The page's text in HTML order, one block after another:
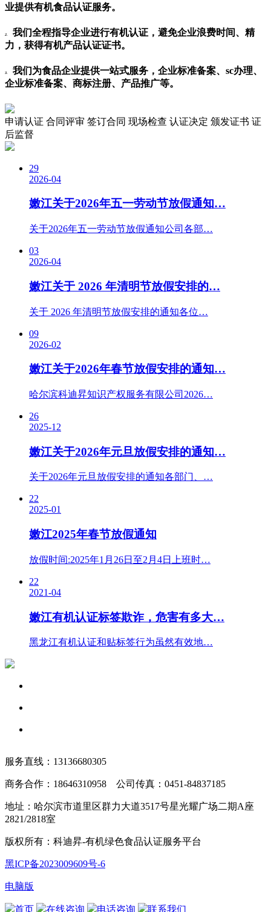
业提供有机食品认证服务。
2.
我们全程指导企业进行有机认证，避免企业浪费时间、精
力，获得有机产品认证证书。
3.
我们为食品企业提供一站式服务，企业标准备案、sc办理、
企业标准备案、商标注册、产品推广等。
申请认证 合同评审 签订合同 现场检查 认证决定 颁发证书 证
后监督
29
2026-04
嫩江关于2026年五一劳动节放假通知…
关于2026年五一劳动节放假通知公司各部…
03
2026-04
嫩江关于 2026 年清明节放假安排的…
关于 2026 年清明节放假安排的通知各位…
09
2026-02
嫩江关于2026年春节放假安排的通知…
哈尔滨科迪昇知识产权服务有限公司2026…
26
2025-12
嫩江关于2026年元旦放假安排的通知…
关于2026年元旦放假安排的通知各部门、…
22
2025-01
嫩江2025年春节放假通知
放假时间:2025年1月26日至2月4日上班时…
22
2021-04
嫩江有机认证标签欺诈，危害有多大…
黑龙江有机认证和贴标签行为虽然有效地…
服务直线：13136680305
商务合作：18646310958 公司传真：0451-84837185
地址：哈尔滨市道里区群力大道3517号星光耀广场二期A座
2821/2818室
版权所有：科迪昇-有机绿色食品认证服务平台
黑ICP备2023009609号-6
电脑版
首页 在线咨询 电话咨询 联系我们